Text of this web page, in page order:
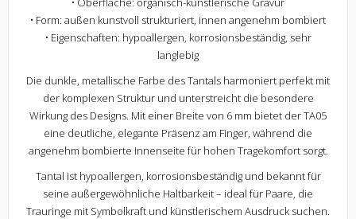
• Form: außen kunstvoll strukturiert, innen angenehm bombiert
• Eigenschaften: hypoallergen, korrosionsbeständig, sehr
langlebig
Die dunkle, metallische Farbe des Tantals harmoniert perfekt mit
der komplexen Struktur und unterstreicht die besondere
Wirkung des Designs. Mit einer Breite von 6 mm bietet der TA05
eine deutliche, elegante Präsenz am Finger, während die
angenehm bombierte Innenseite für hohen Tragekomfort sorgt.
Tantal ist hypoallergen, korrosionsbeständig und bekannt für
seine außergewöhnliche Haltbarkeit – ideal für Paare, die
Trauringe mit Symbolkraft und künstlerischem Ausdruck suchen.